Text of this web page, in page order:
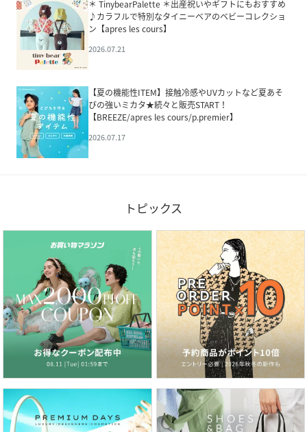
＊ TinybearPalette ＊出産祝いやギフトにもおすすめ
♪カラフルで特別なタイニーベアのベビーコレクショ
ン【apres les cours】
2026.07.21
【夏の機能性ITEM】接触冷感やUVカットなど夏あそ
びの強いミカタ★続々と販売START！
【BREEZE/apres les cours/p.premier】
2026.07.17
トピックス